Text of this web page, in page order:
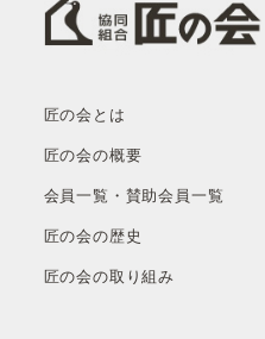
匠の会とは
匠の会の概要
会員一覧・賛助会員一覧
匠の会の歴史
匠の会の取り組み